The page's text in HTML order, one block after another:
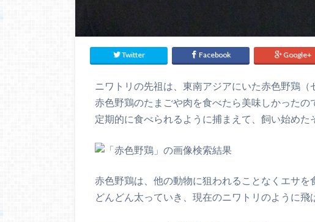
Twitter Facebook Google+
ニワトリの先祖は、東南アジアにいた赤色野鶏（
赤色野鶏のたまごや肉を食べたら美味しかったの
定期的に食べられるように捕まえて、飼い始めた
赤色野鶏は、他の動物に狙われることなくエサを
どんどん太っていき、現在のニワトリのように飛